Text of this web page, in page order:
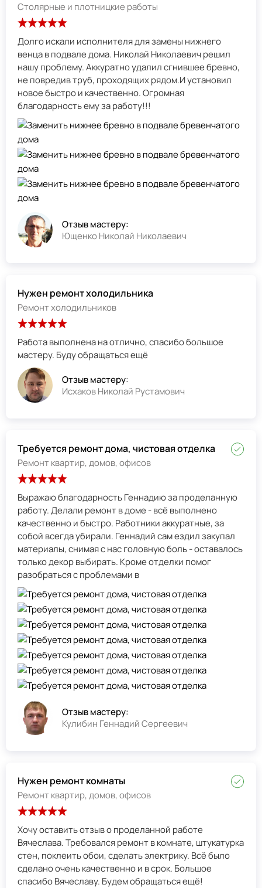
Столярные и плотницкие работы
Долго искали исполнителя для замены нижнего
венца в подвале дома. Николай Николаевич решил
нашу проблему. Аккуратно удалил сгнившее бревно,
не повредив труб, проходящих рядом.И установил
новое быстро и качественно. Огромная
благодарность ему за работу!!!
Отзыв мастеру:
Ющенко Николай Николаевич
Нужен ремонт холодильника
Ремонт холодильников
Работа выполнена на отлично, спасибо большое
мастеру. Буду обращаться ещё
Отзыв мастеру:
Исхаков Николай Рустамович
Требуется ремонт дома, чистовая отделка
Ремонт квартир, домов, офисов
Выражаю благодарность Геннадию за проделанную
работу. Делали ремонт в доме - всё выполнено
качественно и быстро. Работники аккуратные, за
собой всегда убирали. Геннадий сам ездил закупал
материалы, снимая с нас головную боль - оставалось
только декор выбирать. Кроме отделки помог
разобраться с проблемами в
Отзыв мастеру:
Кулибин Геннадий Сергеевич
Нужен ремонт комнаты
Ремонт квартир, домов, офисов
Хочу оставить отзыв о проделанной работе
Вячеслава. Требовался ремонт в комнате, штукатурка
стен, поклеить обои, сделать электрику. Всё было
сделано очень качественно и в срок. Большое
спасибо Вячеславу. Будем обращаться ещё!